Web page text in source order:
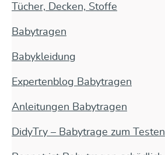
Tücher, Decken, Stoffe
Babytragen
Babykleidung
Expertenblog Babytragen
Anleitungen Babytragen
DidyTry – Babytrage zum Testen